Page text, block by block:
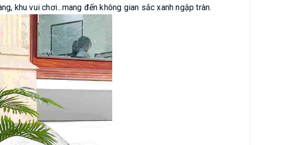
khu vui chơi...mang đến không gian sắc xanh ngập tràn.